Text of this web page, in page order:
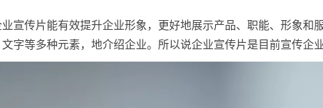
宣传片能有效提升企业形象，更好地展示产品、职能、形象和
字等多种元素，地介绍企业。所以说企业宣传片是目前宣传企